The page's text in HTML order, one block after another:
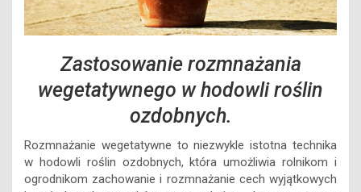
Zastosowanie rozmnażania
wegetatywnego w hodowli roślin
ozdobnych.
Rozmnażanie wegetatywne to niezwykle istotna technika
w hodowli roślin ozdobnych, która umożliwia rolnikom i
ogrodnikom zachowanie i rozmnażanie cech wyjątkowych